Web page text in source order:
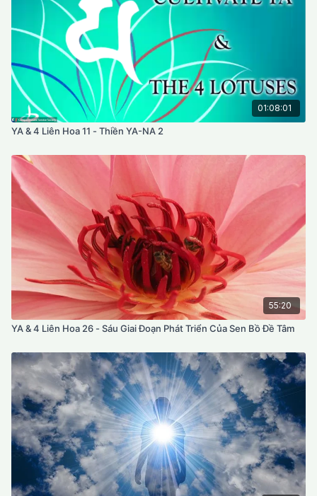
01:08:01
YA & 4 Liên Hoa 11 - Thiền YA-NA 2
55:20
YA & 4 Liên Hoa 26 - Sáu Giai Đoạn Phát Triển Của Sen Bồ Đề Tâm